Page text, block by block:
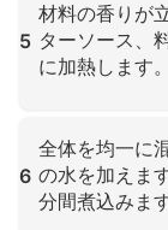
5
材料の香りが
ターソース、
に加熱します。
6
全体を均一に
の水を加えま
分間煮込みます